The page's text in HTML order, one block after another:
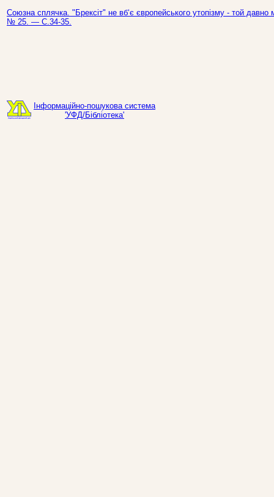
Союзна сплячка. "Брексіт" не вб‘є європейського утопізму - той
№ 25. — С.34-35.
Інформаційно-пошукова система
'УФД/Бібліотека'